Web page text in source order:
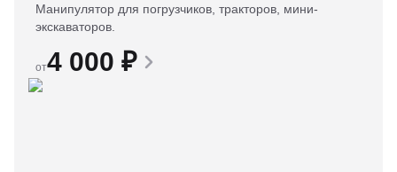
Манипулятор для погрузчиков, тракторов, мини-
экскаваторов.
от4 000 ₽